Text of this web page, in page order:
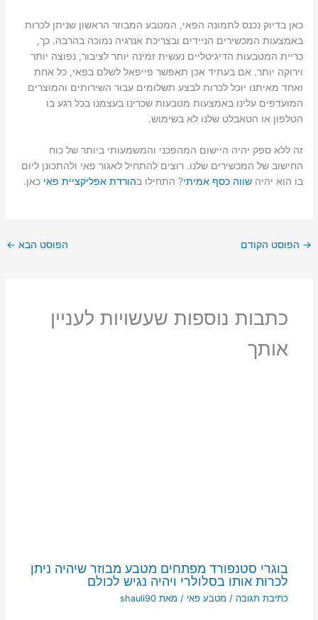
כאן בדיוק נכנס לתמונה הפאי, המטבע המבוזר הראשון שניתן לכרות
באמצעות המכשירים הניידים ובצריכת אנרגיה נמוכה בהרבה. כך,
כריית המטבעות הדיגיטליים נעשית זמינה יותר לציבור, נפוצה יותר
וירוקה יותר. אם בעתיד אכן תאפשר פייפאל לשלם בפאי, כל אחת
ואחד מאיתנו יוכל לכרות לבצע תשלומים עבור השירותים והמוצרים
המועדפים עלינו באמצעות מטבעות שכרינו בעצמנו בכל רגע בו
הטלפון או הטאבלט שלנו לא בשימוש.
זה ללא ספק יהיה היישום המהפכני והמשמעותי ביותר של כוח
החישוב של המכשירים שלנו. רוצים להתחיל לאגור פאי ולהתכונן ליום
בו הוא יהיהשווה כסף אמיתי? התחילו בהורדת אפליקציית פאי כאן.
→ הפוסט הקודם הפוסט הבא ←
כתבות נוספות שעשויות לעניין
אותך
בוגרי סטנפורד מפתחים מטבע מבוזר שיהיה ניתן
לכרות אותו בסלולרי ויהיה נגיש לכולם
כתיבת תגובה / מטבע פאי / מאת shauli90